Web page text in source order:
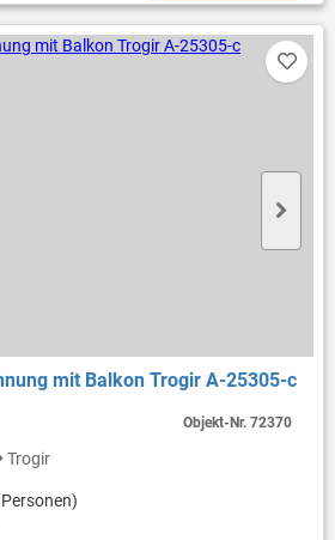
mit Balkon Trogir A-25305-c
Trogir
Objekt-Nr.72370